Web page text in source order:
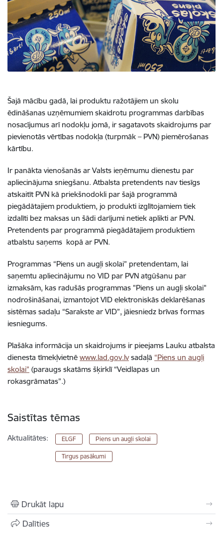
Šajā mācību gadā, lai produktu ražotājiem un skolu
ēdināšanas uzņēmumiem skaidrotu programmas darbības
nosacījumus arī nodokļu jomā, ir sagatavots skaidrojums par
pievienotās vērtības nodokļa (turpmāk – PVN) piemērošanas
kārtību.
Ir panākta vienošanās ar Valsts ieņēmumu dienestu par
apliecinājuma sniegšanu. Atbalsta pretendents nav tiesīgs
atskaitīt PVN kā priekšnodokli par šajā programmā
piegādātajiem produktiem, jo produkti izglītojamiem tiek
izdalīti bez maksas un šādi darījumi netiek aplikti ar PVN.
Pretendents par programmā piegādātajiem produktiem
atbalstu saņems kopā ar PVN.
Programmas “Piens un augļi skolai” pretendentam, lai
saņemtu apliecinājumu no VID par PVN atgūšanu par
izmaksām, kas radušās programmas "Piens un augļi skolai"
nodrošināšanai, izmantojot VID elektroniskās deklarēšanas
sistēmas sadaļu “Sarakste ar VID”, jāiesniedz brīvas formas
iesniegums.
Plašāka informācija un skaidrojums ir pieejams Lauku atbalsta
dienesta tīmekļvietnē www.lad.gov.lvsadaļā “Piens un augļi
skolai” (paraugs skatāms šķirklī “Veidlapas un
rokasgrāmatas”.)
Saistītas tēmas
Aktualitātes: ELGF Piens un augļi skolai
Tirgus pasākumi
Drukāt lapu
Dalīties